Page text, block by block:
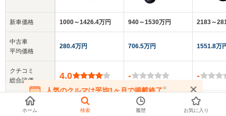
新車価格
中古車
平均価格
クチコミ
総合評価
乗車定員
1000～1426.4万円
280.4万円
4.0
940～1530万円
706.5万円
-
5～7人
2183～
1551.8万
-
7人
人気のクルマは平均1ヶ月で掲載終了※
在庫が無くなる前にお問い合わせください
ホーム 検索 履歴 お気に入り